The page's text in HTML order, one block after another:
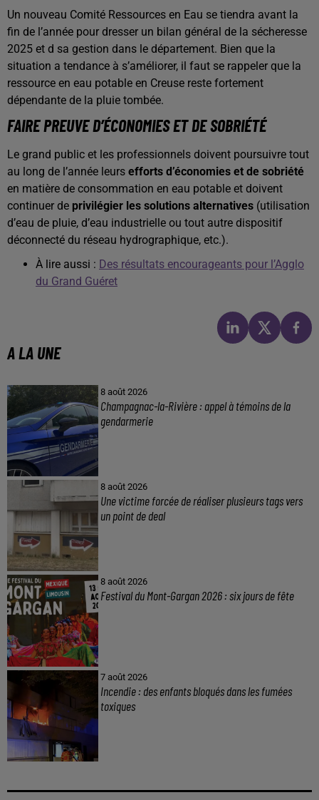
Un nouveau Comité Ressources en Eau se tiendra avant la
fin de l’année pour dresser un bilan général de la sécheresse
2025 et d sa gestion dans le département. Bien que la
situation a tendance à s’améliorer, il faut se rappeler que la
ressource en eau potable en Creuse reste fortement
dépendante de la pluie tombée.
FAIRE PREUVE D’ÉCONOMIES ET DE SOBRIÉTÉ
Le grand public et les professionnels doivent poursuivre tout
au long de l’année leurs efforts d’économies et de sobriété
en matière de consommation en eau potable et doivent
continuer de privilégier les solutions alternatives (utilisation
d’eau de pluie, d’eau industrielle ou tout autre dispositif
déconnecté du réseau hydrographique, etc.).
À lire aussi : Des résultats encourageants pour l’Agglo
du Grand Guéret
A LA UNE
8 août 2026
Champagnac-la-Rivière : appel à témoins de la
gendarmerie
8 août 2026
Une victime forcée de réaliser plusieurs tags vers
un point de deal
8 août 2026
Festival du Mont-Gargan 2026 : six jours de fête
7 août 2026
Incendie : des enfants bloqués dans les fumées
toxiques